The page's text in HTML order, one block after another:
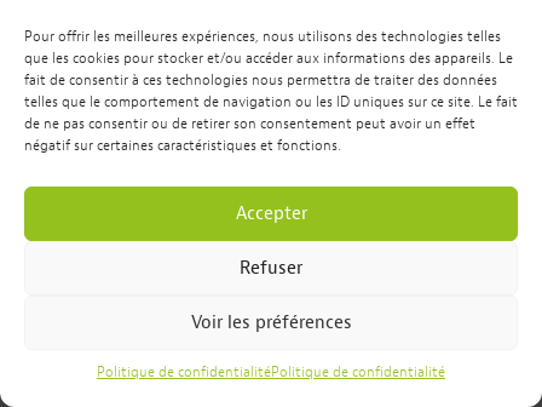
Pour offrir les meilleures expériences, nous utilisons des technologies telles
que les cookies pour stocker et/ou accéder aux informations des appareils. Le
fait de consentir à ces technologies nous permettra de traiter des données
telles que le comportement de navigation ou les ID uniques sur ce site. Le fait
de ne pas consentir ou de retirer son consentement peut avoir un effet
négatif sur certaines caractéristiques et fonctions.
Accepter
Refuser
Voir les préférences
Politique de confidentialitéPolitique de confidentialité
Nos réseaux
Envie de passer un week-end ou une
semaine chez nous?
Réservation
Site web réalisé parDots&RH Medias
Politique de confidentialités